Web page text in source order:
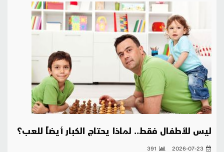
ليس للأطفال فقط.. لماذا يحتاج الكبار أيضاً للعب؟
2026-07-23
391